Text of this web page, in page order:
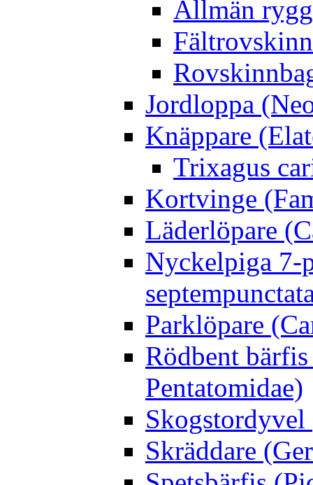
Allmän
Jordloppa
Knäppare
Trixagus
Kortvinge
Läderlöpare
Nyckelpiga 7-
Parklöpare
Rödbent
Pentatomidae)
Skogstordyvel
Skräddare